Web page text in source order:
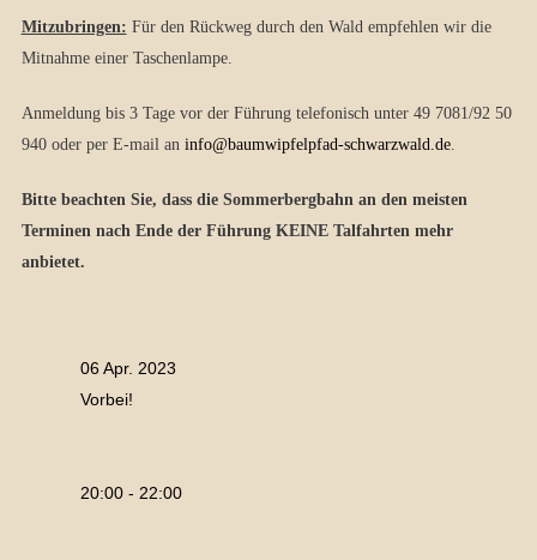
Mitzubringen: Für den Rückweg durch den Wald empfehlen wir die
Mitnahme einer Taschenlampe.
Anmeldung bis 3 Tage vor der Führung telefonisch unter 49 7081/92 50
940 oder per E-mail an info@baumwipfelpfad-schwarzwald.de.
Bitte beachten Sie, dass die Sommerbergbahn an den meisten
Terminen nach Ende der Führung KEINE Talfahrten mehr
anbietet.
06 Apr. 2023
Vorbei!
20:00 - 22:00